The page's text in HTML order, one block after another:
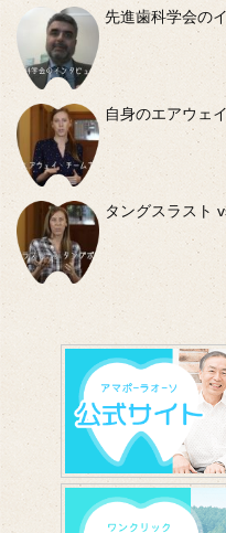
先進歯科学会の
自身のエアウェ
タングスラスト